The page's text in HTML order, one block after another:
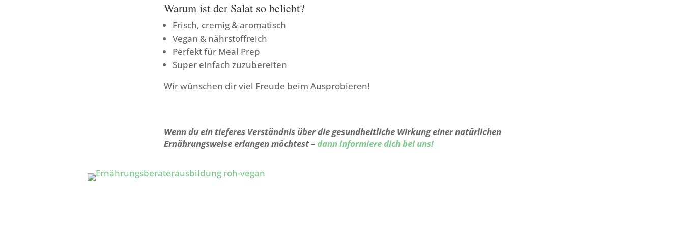
Warum ist der Salat so beliebt?
Frisch, cremig & aromatisch
Vegan & nährstoffreich
Perfekt für Meal Prep
Super einfach zuzubereiten
Wir wünschen dir viel Freude beim Ausprobieren!
Wenn du ein tieferes Verständnis über die gesundheitliche Wirkung einer natürlichen
Ernährungsweise erlangen möchtest –dann informiere dich bei uns!